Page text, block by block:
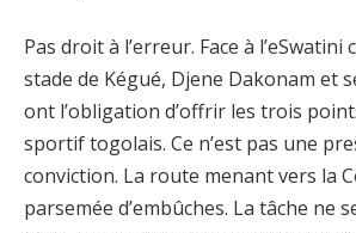
Pas droit à l’erreur. Face à l’eSwatini
stade de Kégué, Djene Dakonam et
ont l’obligation d’offrir les trois
sportif togolais. Ce n’est pas une
conviction. La route menant vers la
parsemée d’embûches. La tâche ne